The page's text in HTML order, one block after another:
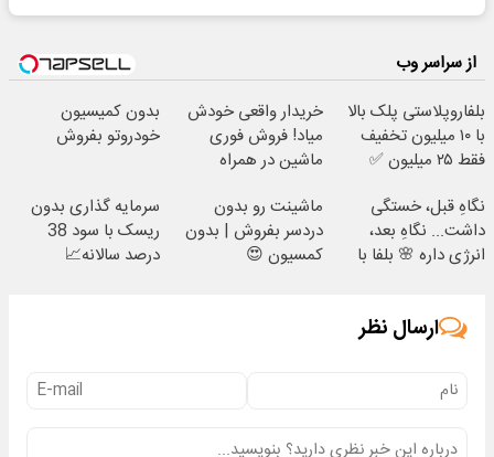
از سراسر وب
بلفاروپلاستی پلک بالا
با ۱۰ میلیون تخفیف
فقط ۲۵ میلیون ✅
خریدار واقعی خودش
میاد! فروش فوری
ماشین در همراه
بدون کمیسیون
خودروتو بفروش
نگاهِ قبل، خستگی
داشت... نگاهِ بعد،
انرژی داره 🌸 بلفا با
ماشینت رو بدون
دردسر بفروش | بدون
کمسیون 😍
سرمایه گذاری بدون
ریسک با سود 38
درصد سالانه📈
ارسال نظر